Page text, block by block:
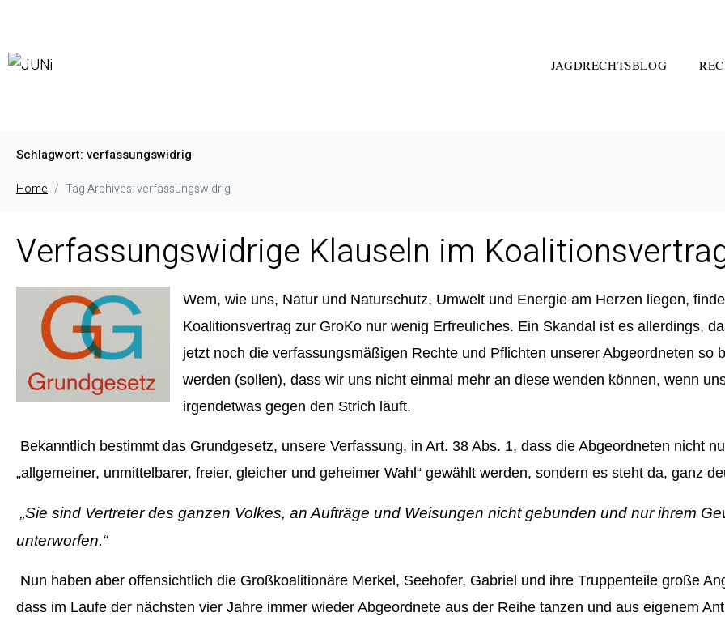
JAGDRECHTSBLOG
Schlagwort: verfassungswidrig
Home Tag Archives: verfassungswidrig
Verfassungswidrige Klauseln im
Wem, wie uns, Natur und Naturschutz, Umwelt und Energie am Herzen liegen,
Koalitionsvertrag zur GroKo nur wenig Erfreuliches. Ein Skandal ist es allerdings,
jetzt noch die verfassungsmäßigen Rechte und Pflichten unserer Abgeordneten so
werden (sollen), dass wir uns nicht einmal mehr an diese wenden können, wenn
irgendetwas gegen den Strich läuft.
Bekanntlich bestimmt das Grundgesetz, unsere Verfassung, in Art. 38 Abs. 1, dass die Abgeordneten nicht
„allgemeiner, unmittelbarer, freier, gleicher und geheimer Wahl“ gewählt werden, sondern es steht da, ganz
„Sie sind Vertreter des ganzen Volkes, an Aufträge und Weisungen nicht gebunden und nur ihrem
unterworfen.“
Nun haben aber offensichtlich die Großkoalitionäre Merkel, Seehofer, Gabriel und ihre Truppenteile große
dass im Laufe der nächsten vier Jahre immer wieder Abgeordnete aus der Reihe tanzen und aus eigenem